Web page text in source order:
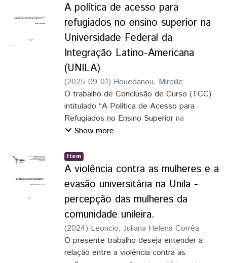
A política de acesso para
refugiados no ensino superior na
Universidade Federal da
Integração Latino-Americana
(UNILA)
(2025-09-01) Houedanou, Mireille
O trabalho de Conclusão de Curso (TCC)
intitulado “A Política de Acesso para
Refugiados no Ensino Superior na
Universidade Federal da Integração
objetivo geral analisar a política de acesso
de refugiados aos cursos de graduação da
UNILA, com ênfase no Processo Seletivo
para Refugiados e Portadores de Visto
Humanitário (PSRH), em relação ao
primeiro edital publicado em 2018 e o mais
recente publicado em 2024. Para tanto os
objetivos específicos foram explicitar a
questão do refúgio no sistema internacional
Show more
Item
A violência contra as mulheres e a
evasão universitária na Unila -
percepção das mulheres da
comunidade unileira.
(2024) Leoncio, Juliana Helena Corrêa
O presente trabalho deseja entender a
relação entre a violência contra as